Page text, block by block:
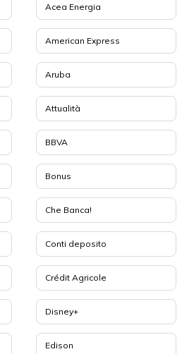
Acea Energia
American Express
Aruba
Attualità
BBVA
Bonus
Che Banca!
Conti deposito
Crédit Agricole
Disney+
Edison